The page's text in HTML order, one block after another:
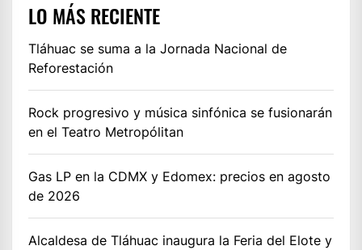
LO MÁS RECIENTE
Tláhuac se suma a la Jornada Nacional de
Reforestación
Rock progresivo y música sinfónica se fusionarán
en el Teatro Metropólitan
Gas LP en la CDMX y Edomex: precios en agosto
de 2026
Alcaldesa de Tláhuac inaugura la Feria del Elote y